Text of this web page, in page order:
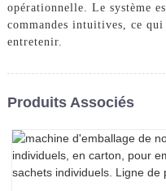
opérationnelle. Le système
commandes intuitives, ce
entretenir.
Produits Associés